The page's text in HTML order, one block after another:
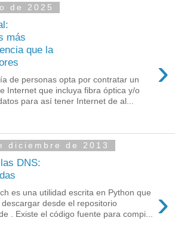
de 2025
más
que la
›
de personas opta por contratar un
Internet que incluya fibra óptica y/o
para así tener Internet de al...
diciembre de 2013
DNS:
›
es una utilidad escrita en Python que
desde el repositorio
. Existe el código fuente para compi...